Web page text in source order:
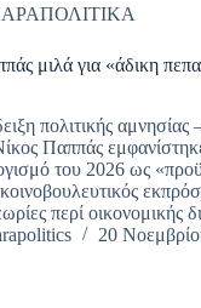
μιλά για «άδικη
πολιτικής αμνησίας
Παππάς
του 2026 ως
περί οικονομικής
20